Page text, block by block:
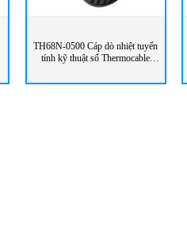
TH68N-0500 Cáp dò nhiệt tuyến
tính kỹ thuật số Thermocable